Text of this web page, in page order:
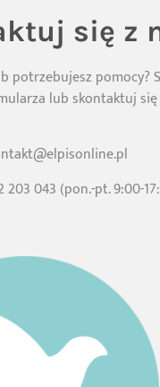
się z
potrzebujesz pomocy?
lub skontaktuj
203 043 (pon.-pt. 9:00-